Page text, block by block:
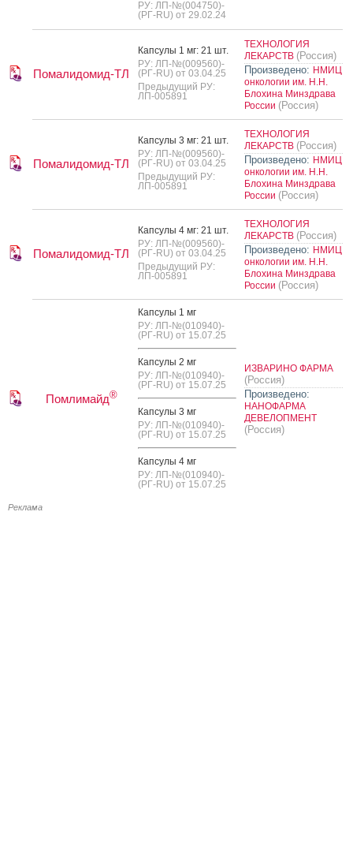
РУ: ЛП-№(004750)-
(РГ-RU) от 29.02.24
Помалидомид-ТЛ
Кап­су­лы 1 мг: 21 шт.
РУ: ЛП-№(009560)-
(РГ-RU) от 03.04.25
Предыдущий РУ:
ЛП-005891
ТЕХНОЛОГИЯ
ЛЕКАРСТВ (Россия)
Произведено: НМИЦ
онкологии им. Н.Н.
Блохина Минздрава
России (Россия)
Помалидомид-ТЛ
Кап­су­лы 3 мг: 21 шт.
РУ: ЛП-№(009560)-
(РГ-RU) от 03.04.25
Предыдущий РУ:
ЛП-005891
ТЕХНОЛОГИЯ
ЛЕКАРСТВ (Россия)
Произведено: НМИЦ
онкологии им. Н.Н.
Блохина Минздрава
России (Россия)
Помалидомид-ТЛ
Кап­су­лы 4 мг: 21 шт.
РУ: ЛП-№(009560)-
(РГ-RU) от 03.04.25
Предыдущий РУ:
ЛП-005891
ТЕХНОЛОГИЯ
ЛЕКАРСТВ (Россия)
Произведено: НМИЦ
онкологии им. Н.Н.
Блохина Минздрава
России (Россия)
Помлимайд®
Кап­су­лы 1 мг
РУ: ЛП-№(010940)-
(РГ-RU) от 15.07.25
Кап­су­лы 2 мг
РУ: ЛП-№(010940)-
(РГ-RU) от 15.07.25
Кап­су­лы 3 мг
РУ: ЛП-№(010940)-
(РГ-RU) от 15.07.25
Кап­су­лы 4 мг
РУ: ЛП-№(010940)-
(РГ-RU) от 15.07.25
ИЗВАРИНО ФАРМА
(Россия)
Произведено:
НАНОФАРМА
ДЕВЕЛОПМЕНТ
(Россия)
Реклама